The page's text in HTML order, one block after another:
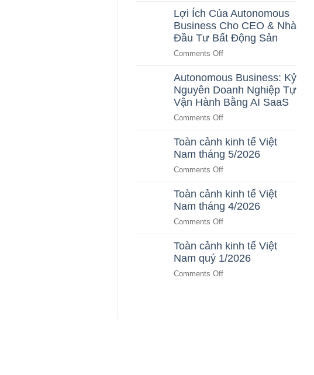
Doanh
Nghiệp
TP.HCM:
Lợi
ích
sống
vượt
trội
dân
cảnh
kinh
tế
2/2026
Lợi Ích Của Autonomous
Business Cho CEO & Nhà
Đầu Tư Bất Động Sản
Comments Offon
Ích
Của
Autonomous
&
Nhà
Đầu
Bất
Động
Sản
Autonomous Business: Kỷ
Nguyên Doanh Nghiệp Tự
Vận Hành Bằng AI SaaS
Comments Offon
Business:
Kỷ
Tự
Vận
Hành
AI
SaaS
Toàn cảnh kinh tế Việt
Nam tháng 5/2026
Comments Offon
cảnh
kinh
tháng
5/2026
Toàn cảnh kinh tế Việt
Nam tháng 4/2026
Comments Offon
cảnh
kinh
Toàn cảnh kinh tế Việt
Nam quý 1/2026
Comments Offon